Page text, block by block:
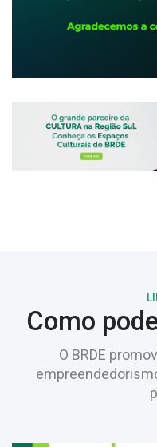
Como
O BRDE